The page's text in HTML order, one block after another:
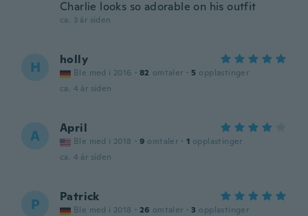
Charlie looks so adorable on his outfit
ca. 3 år siden
H holly
Ble med i 2016 · 82 omtaler · 5 opplastinger
ca. 4 år siden
A April
Ble med i 2018 · 9 omtaler · 1 opplastinger
ca. 4 år siden
P Patrick
Ble med i 2018 · 26 omtaler · 3 opplastinger